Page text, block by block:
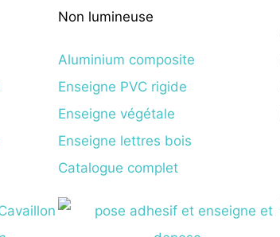
Non lumineuse
Aluminium composite
Enseigne PVC rigide
Enseigne végétale
Enseigne lettres bois
Catalogue complet